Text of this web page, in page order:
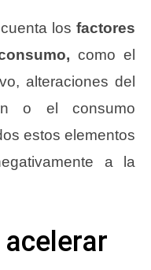
los factores
como el
alteraciones del
o el consumo
estos elementos
a la
acelerar